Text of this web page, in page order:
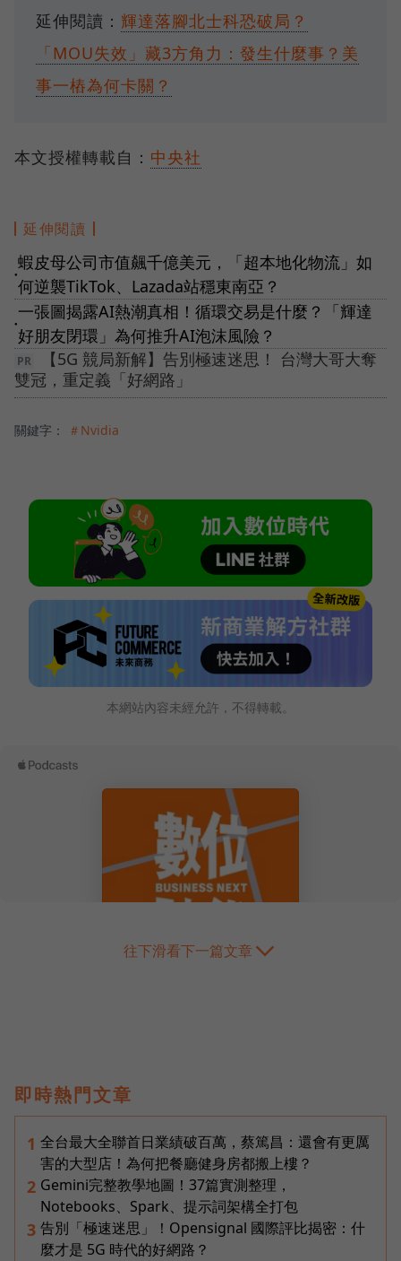
延伸閱讀： 輝達落腳北士科恐破局？
「MOU失效」藏3方角力：發生什麼事？美
事一樁為何卡關？
本文授權轉載自： 中央社
延伸閱讀
●
蝦皮母公司市值飆千億美元，「超本地化物流」如
何逆襲TikTok、Lazada站穩東南亞？
●
一張圖揭露AI熱潮真相！循環交易是什麼？「輝達
好朋友閉環」為何推升AI泡沫風險？
【5G 競局新解】告別極速迷思！ 台灣大哥大奪
雙冠，重定義「好網路」
關鍵字： ＃Nvidia
本網站內容未經允許，不得轉載。
往下滑看下一篇文章
即時熱門文章
1 全台最大全聯首日業績破百萬，蔡篤昌：還會有更厲
害的大型店！為何把餐廳健身房都搬上樓？
2 Gemini完整教學地圖！37篇實測整理，
Notebooks、Spark、提示詞架構全打包
3 告別「極速迷思」！Opensignal 國際評比揭密：什
麼才是 5G 時代的好網路？